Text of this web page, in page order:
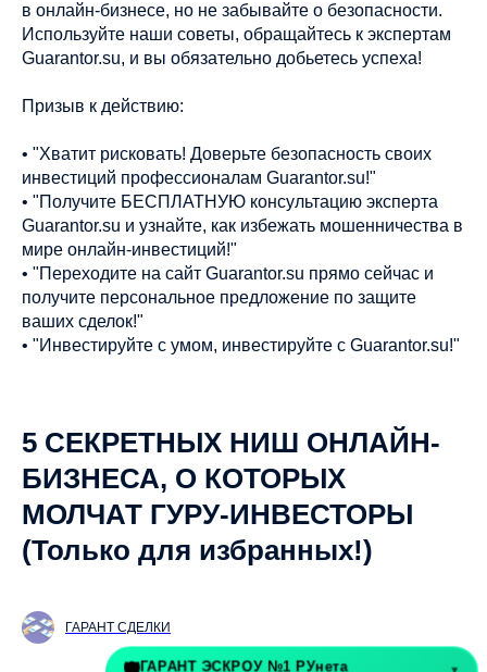
в онлайн-бизнесе, но не забывайте о безопасности.
Используйте наши советы, обращайтесь к экспертам
Guarantor.su, и вы обязательно добьетесь успеха!
Призыв к действию:
• "Хватит рисковать! Доверьте безопасность своих
инвестиций профессионалам Guarantor.su!"
• "Получите БЕСПЛАТНУЮ консультацию эксперта
Guarantor.su и узнайте, как избежать мошенничества в
мире онлайн-инвестиций!"
• "Переходите на сайт Guarantor.su прямо сейчас и
получите персональное предложение по защите
ваших сделок!"
• "Инвестируйте с умом, инвестируйте с Guarantor.su!"
5 СЕКРЕТНЫХ НИШ ОНЛАЙН-
БИЗНЕСА, О КОТОРЫХ
МОЛЧАТ ГУРУ-ИНВЕСТОРЫ
(Только для избранных!)
ГАРАНТ СДЕЛКИ